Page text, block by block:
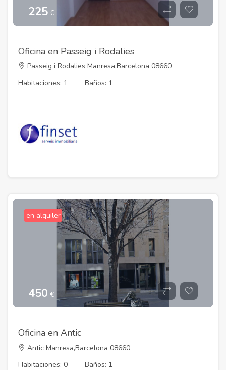
225 €
Oficina en Passeig i Rodalies
Passeig i Rodalies Manresa,Barcelona 08660
Habitaciones: 1
Baños: 1
en alquiler
450 €
Oficina en Antic
Antic Manresa,Barcelona 08660
Habitaciones: 0
Baños: 1